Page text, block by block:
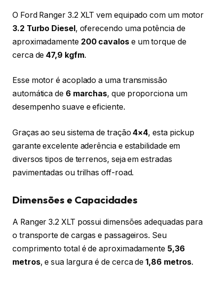
O Ford Ranger 3.2 XLT vem equipado com um motor
3.2 Turbo Diesel, oferecendo uma potência de
aproximadamente 200 cavalose um torque de
cerca de47,9 kgfm.
Esse motor é acoplado a uma transmissão
automática de 6 marchas, que proporciona um
desempenho suave e eficiente.
Graças ao seu sistema de tração4×4, esta pickup
garante excelente aderência e estabilidade em
diversos tipos de terrenos, seja em estradas
pavimentadas ou trilhas off-road.
Dimensões e Capacidades
A Ranger 3.2 XLT possui dimensões adequadas para
o transporte de cargas e passageiros. Seu
comprimento total é de aproximadamente 5,36
metros, e sua largura é de cerca de1,86 metros.